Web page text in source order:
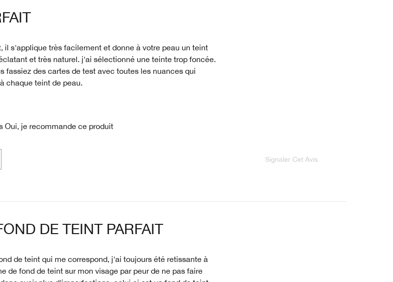
il s'applique très facilement et donne à votre peau un teint
et très naturel. j'ai sélectionné une teinte trop foncée.
fassiez des cartes de test avec toutes les nuances qui
chaque teint de peau.
Oui, je recommande ce produit
Signaler Cet Avis
DE TEINT PARFAIT
de teint qui me correspond, j'ai toujours été retissante à
de fond de teint sur mon visage par peur de ne pas faire